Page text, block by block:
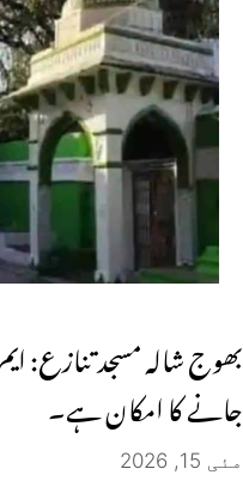
بھوج شالہ مسجد تنازع:
جانے کا امکان ہے۔
مئی 15, 2026